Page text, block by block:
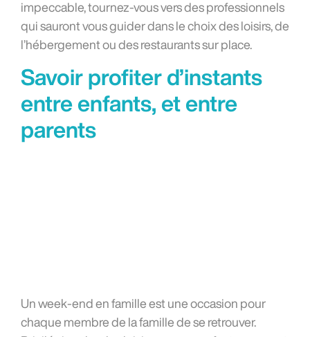
impeccable, tournez-vous vers des professionnels
qui sauront vous guider dans le choix des loisirs, de
l’hébergement ou des restaurants sur place.
Savoir profiter d’instants
entre enfants, et entre
parents
Un week-end en famille est une occasion pour
chaque membre de la famille de se retrouver.